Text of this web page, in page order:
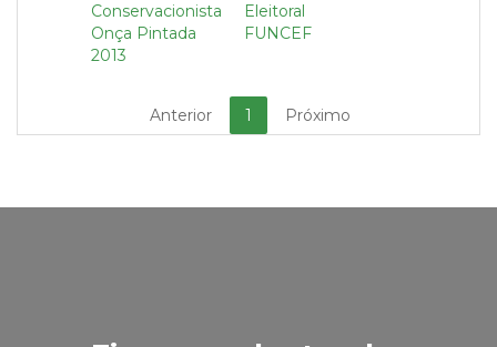
Conservacionista
Onça Pintada
2013
Eleitoral
FUNCEF
Anterior 1 Próximo